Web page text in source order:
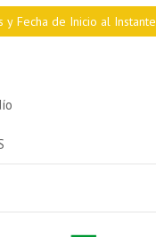
y Fecha de Inicio al Instante